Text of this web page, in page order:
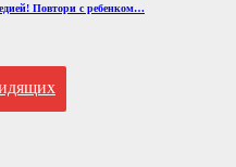
Повтори с ребенком…